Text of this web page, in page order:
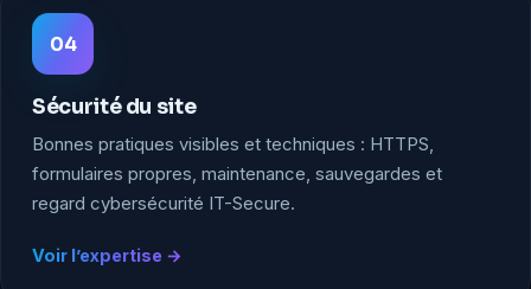
04
Sécurité du site
Bonnes pratiques visibles et techniques : HTTPS,
formulaires propres, maintenance, sauvegardes et
regard cybersécurité IT-Secure.
Voir l’expertise